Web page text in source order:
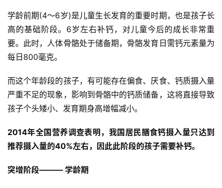
学龄前期(4～6岁)是儿童生长发育的重要时期，也是孩子长
高的基础阶段。6岁左右补钙，对儿童今后的成长非常重
要。此时，人体骨骼处于储备期，骨骼发育日需钙元素量为
每日800毫克。
而这个年龄段的孩子，有可能存在偏食、厌食、钙质摄入量
严重不足的现象，影响到骨骼中的钙质储备，这将直接导致
孩子个头矮小、发育期身高增幅减小。
2014年全国营养调查表明，我国居民膳食钙摄入量只达到
推荐摄入量的40%左右，因此此阶段的孩子需要补钙。
突增阶段——— 学龄期